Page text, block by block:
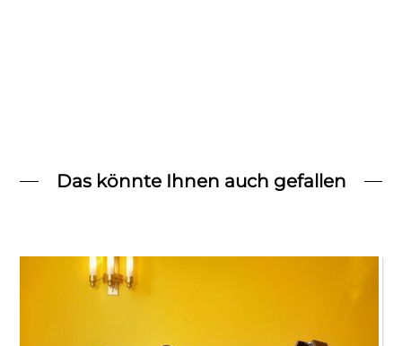
Das könnte Ihnen auch gefallen